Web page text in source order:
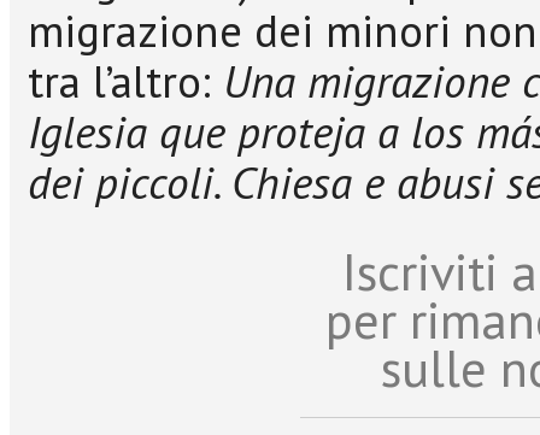
migrazione dei minori
tra l’altro: Una migrazione
Iglesia que proteja a los
dei piccoli. Chiesa e abusi
Iscriviti
per
sulle